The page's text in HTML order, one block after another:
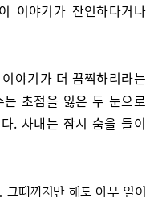
이야기가 잔인하다거나
야기가 더 끔찍하리라는
초점을 잃은 두 눈으로
. 사내는 잠시 숨을 들이
그때까지만 해도 아무 일이